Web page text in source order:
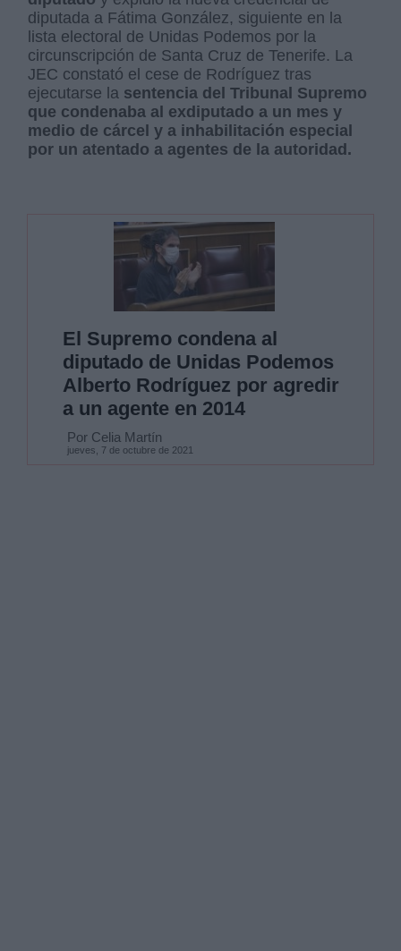
diputada a Fátima González, siguiente en la
lista electoral de Unidas Podemos por la
circunscripción de Santa Cruz de Tenerife. La
JEC constató el cese de Rodríguez tras
ejecutarse la sentencia del Tribunal Supremo
que condenaba al exdiputado a un mes y
medio de cárcel y a inhabilitación especial
por un atentado a agentes de la autoridad.
El Supremo condena al
diputado de Unidas Podemos
Alberto Rodríguez por agredir
a un agente en 2014
Por Celia Martín
jueves, 7 de octubre de 2021